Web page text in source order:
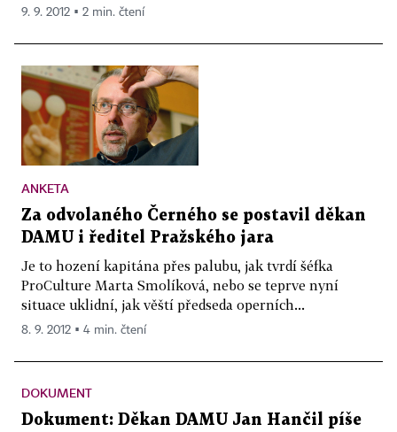
9. 9. 2012 ▪ 2 min. čtení
ANKETA
Za odvolaného Černého se postavil děkan
DAMU i ředitel Pražského jara
Je to hození kapitána přes palubu, jak tvrdí šéfka
ProCulture Marta Smolíková, nebo se teprve nyní
situace uklidní, jak věští předseda operních...
8. 9. 2012 ▪ 4 min. čtení
DOKUMENT
Dokument: Děkan DAMU Jan Hančil píše